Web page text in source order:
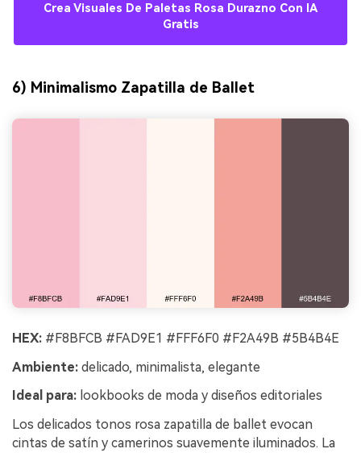
Crea Visuales De Paletas Rosa Durazno Con IA
Gratis
6) Minimalismo Zapatilla de Ballet
HEX: #F8BFCB #FAD9E1 #FFF6F0 #F2A49B #5B4B4E
Ambiente: delicado, minimalista, elegante
Ideal para: lookbooks de moda y diseños editoriales
Los delicados tonos rosa zapatilla de ballet evocan
cintas de satín y camerinos suavemente iluminados. La